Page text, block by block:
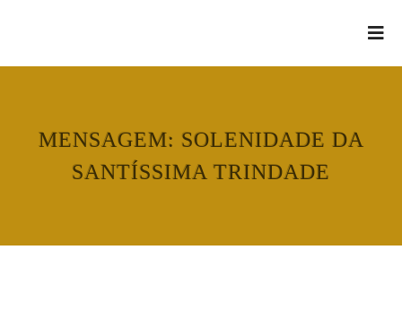
MENSAGEM: SOLENIDADE DA
SANTÍSSIMA TRINDADE